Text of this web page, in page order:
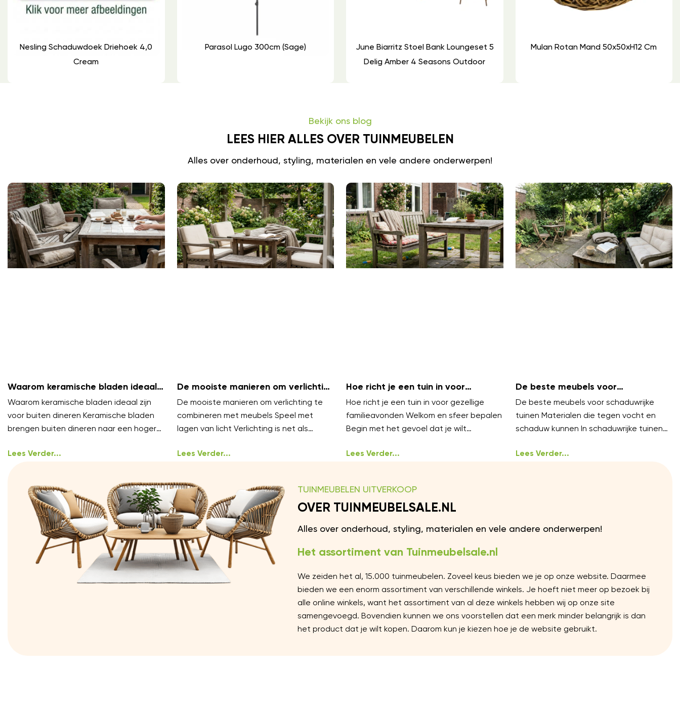
Nesling Schaduwdoek Driehoek 4,0
Cream
Parasol Lugo 300cm (sage)
June Biarritz Stoel Bank Loungeset 5
Delig Amber 4 Seasons Outdoor
Mulan Rotan Mand 50x50xH12 Cm
Bekijk ons blog
LEES HIER ALLES OVER TUINMEUBELEN
Alles over onderhoud, styling, materialen en vele andere onderwerpen!
Waarom keramische bladen ideaal
zijn voor buiten dineren
Waarom keramische bladen ideaal zijn
voor buiten dineren Keramische bladen
brengen buiten dineren naar een hoger
onder
Lees Verder...
De mooiste manieren om verlichting
te combineren met meubels
De mooiste manieren om verlichting te
combineren met meubels Speel met
lagen van licht Verlichting is net als
Lees Verder...
Hoe richt je een tuin in voor
gezellige familieavonden?
Hoe richt je een tuin in voor gezellige
familieavonden Welkom en sfeer bepalen
Begin met het gevoel dat je wilt
ongedwongen
Lees Verder...
De beste meubels voor
schaduwrijke tuinen
De beste meubels voor schaduwrijke
tuinen Materialen die tegen vocht en
schaduw kunnen In schaduwrijke tuinen
uitdagingen. Kies meubels van
Lees Verder...
TUINMEUBELEN UITVERKOOP
OVER TUINMEUBELSALE.NL
Alles over onderhoud, styling, materialen en vele andere onderwerpen!
Het assortiment van Tuinmeubelsale.nl
We zeiden het al, 15.000 tuinmeubelen. Zoveel keus bieden we je op onze website. Daarmee
bieden we een enorm assortiment van verschillende winkels. Je hoeft niet meer op bezoek bij
alle online winkels, want het assortiment van al deze winkels hebben wij op onze site
samengevoegd. Bovendien kunnen we ons voorstellen dat een merk minder belangrijk is dan
het product dat je wilt kopen. Daarom kun je kiezen hoe je de website gebruikt.